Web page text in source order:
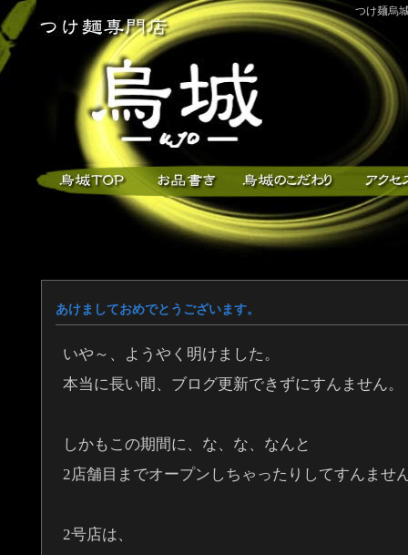
つけ麺烏
あけましておめでとうございます。
いや～、ようやく明けました。
本当に長い間、ブログ更新できずにすんません。
しかもこの期間に、な、な、なんと
2店舗目までオープンしちゃったりしてすんませ
2号店は、